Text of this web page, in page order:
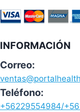
INFORMACIÓN
Correo:
Teléfono:
+56229554984/